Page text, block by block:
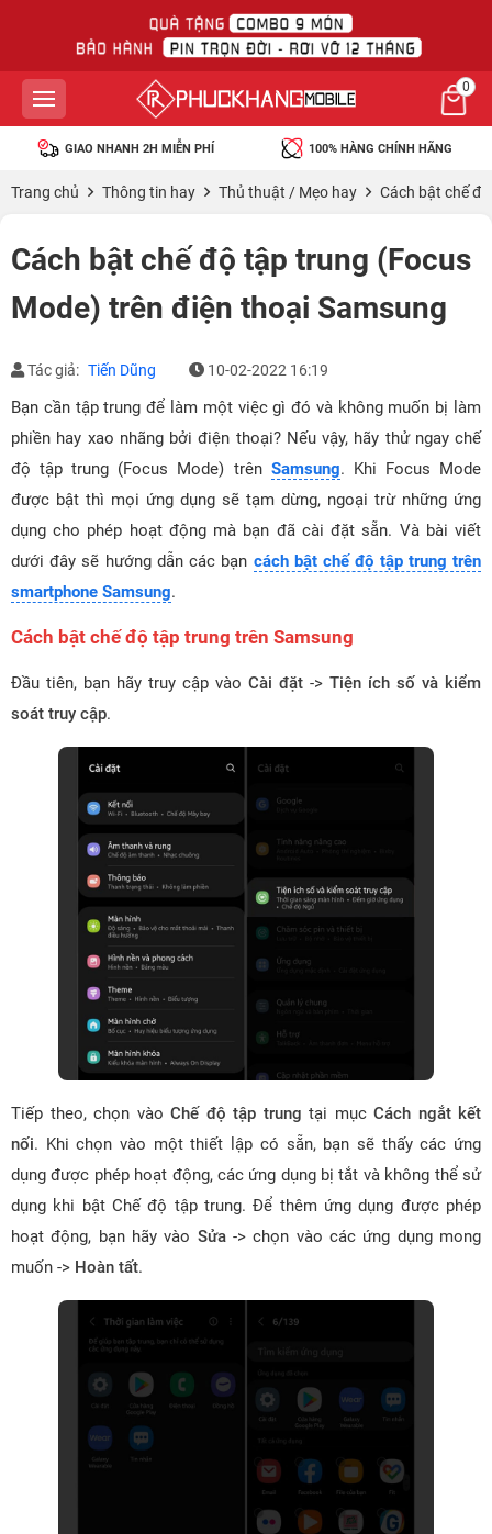
0
GIAO NHANH 2H MIỄN PHÍ 100% HÀNG CHÍNH HÃNG
Trang chủ Thông tin hay Thủ thuật / Mẹo hay Cách bật chế
Cách bật chế độ tập trung (Focus
Mode) trên điện thoại Samsung
Tác giả: Tiến Dũng 10-02-2022 16:19
Bạn cần tập trung để làm một việc gì đó và không muốn bị làm
phiền hay xao nhãng bởi điện thoại? Nếu vậy, hãy thử ngay chế
độ tập trung (Focus Mode) trên Samsung. Khi Focus Mode
được bật thì mọi ứng dụng sẽ tạm dừng, ngoại trừ những ứng
dụng cho phép hoạt động mà bạn đã cài đặt sẵn. Và bài viết
dưới đây sẽ hướng dẫn các bạn cách bật chế độ tập trung trên
smartphone Samsung.
Cách bật chế độ tập trung trên Samsung
Đầu tiên, bạn hãy truy cập vào Cài đặt -> Tiện ích số và kiểm
soát truy cập.
Tiếp theo, chọn vào Chế độ tập trung tại mục Cách ngắt kết
nối. Khi chọn vào một thiết lập có sẵn, bạn sẽ thấy các ứng
dụng được phép hoạt động, các ứng dụng bị tắt và không thể sử
dụng khi bật Chế độ tập trung. Để thêm ứng dụng được phép
hoạt động, bạn hãy vào Sửa-> chọn vào các ứng dụng mong
muốn -> Hoàn tất.